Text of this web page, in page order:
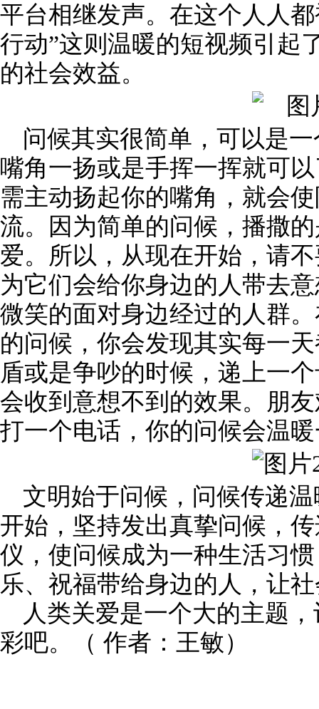
平台相继发声。在这个人人
行动”这则温暖的短视频引起
的社会效益。
问候其实很简单，可以是
嘴角一扬或是手挥一挥就可
需主动扬起你的嘴角，就会
流。因为简单的问候，播撒
爱。所以，从现在开始，请
为它们会给你身边的人带去
微笑的面对身边经过的人群
的问候，你会发现其实每一
盾或是争吵的时候，递上一
会收到意想不到的效果。朋
打一个电话，你的问候会温
文明始于问候，问候传递
开始，坚持发出真挚问候，
仪，使问候成为一种生活习
乐、祝福带给身边的人，让
人类关爱是一个大的主题
彩吧。（ 作者：王敏）